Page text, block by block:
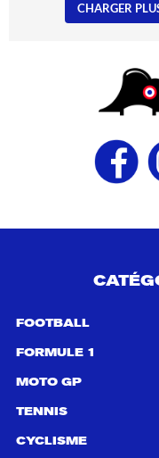
CHARGER
FOOTBALL
FORMULE 1
MOTO GP
TENNIS
CYCLISME